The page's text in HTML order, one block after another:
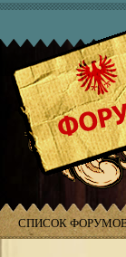
СПИСОК